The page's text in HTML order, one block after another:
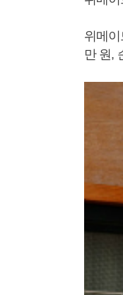
위메
만 원,